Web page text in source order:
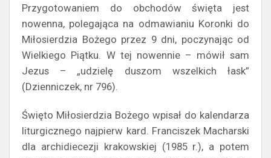
Przygotowaniem do obchodów święta jest
nowenna, polegająca na odmawianiu Koronki do
Miłosierdzia Bożego przez 9 dni, poczynając od
Wielkiego Piątku. W tej nowennie – mówił sam
Jezus – „udzielę duszom wszelkich łask”
(Dzienniczek, nr 796).
Święto Miłosierdzia Bożego wpisał do kalendarza
liturgicznego najpierw kard. Franciszek Macharski
dla archidiecezji krakowskiej (1985 r.), a potem